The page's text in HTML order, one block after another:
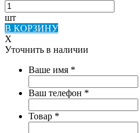
шт
В КОРЗИНУ
X
Уточнить в наличии
Ваше имя *
Ваш телефон *
Товар *